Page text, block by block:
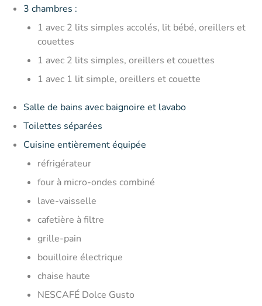
3 chambres :
1 avec 2 lits simples accolés, lit bébé, oreillers et
couettes
1 avec 2 lits simples, oreillers et couettes
1 avec 1 lit simple, oreillers et couette
Salle de bains avec baignoire et lavabo
Toilettes séparées
Cuisine entièrement équipée
réfrigérateur
four à micro-ondes combiné
lave-vaisselle
cafetière à filtre
grille-pain
bouilloire électrique
chaise haute
NESCAFÉ Dolce Gusto